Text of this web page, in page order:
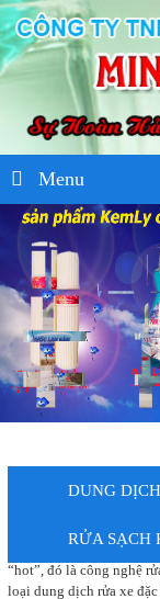
Menu
DUNG
RỬA SẠCH
Thời gian gần đây, tại
“hot”, đó là công nghệ
loại dung dịch rửa xe